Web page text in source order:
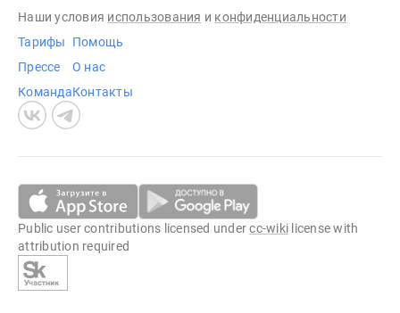
Наши условия использования и конфиденциальности
Тарифы
Прессе
Команда
Помощь
О нас
Контакты
Public user contributions licensed undercc-wiki license with
attribution required